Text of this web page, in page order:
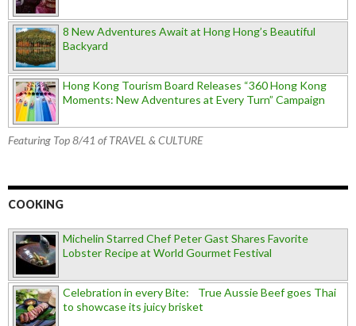
8 New Adventures Await at Hong Hong’s Beautiful
Backyard
Hong Kong Tourism Board Releases “360 Hong Kong
Moments: New Adventures at Every Turn” Campaign
Featuring Top 8/41 of TRAVEL & CULTURE
COOKING
Michelin Starred Chef Peter Gast Shares Favorite
Lobster Recipe at World Gourmet Festival
Celebration in every Bite: True Aussie Beef goes Thai
to showcase its juicy brisket